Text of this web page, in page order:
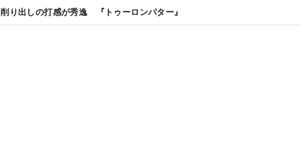
削り出しの打感が秀逸 『トゥーロンパター』